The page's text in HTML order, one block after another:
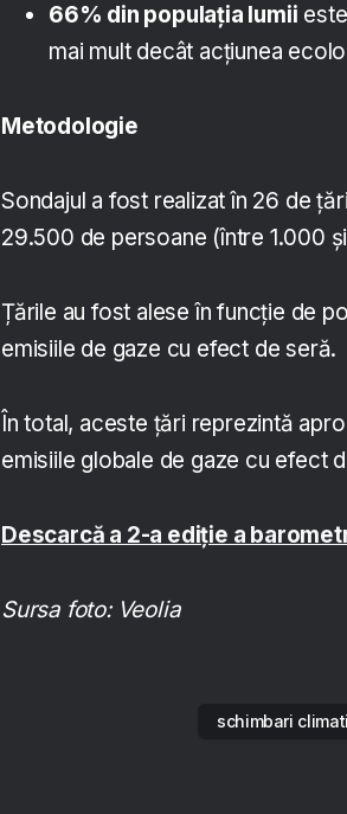
66% din populația lumii
mai mult decât acțiunea
Metodologie
Sondajul a fost realizat în 26 de
29.500 de persoane (între 1.000
Țările au fost alese în funcție de
emisiile de gaze cu efect de seră.
În total, aceste țări reprezintă
emisiile globale de gaze cu efect
Descarcă a 2-a ediție a
Sursa foto: Veolia
schimbari